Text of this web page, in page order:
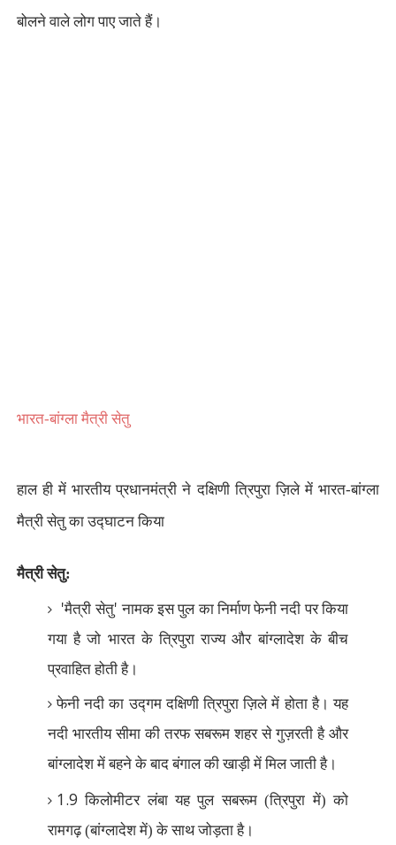
बोलने वाले लोग पाए जाते हैं।
भारत-बांग्ला मैत्री सेतु
हाल ही में भारतीय प्रधानमंत्री ने दक्षिणी त्रिपुरा ज़िले में भारत-बांग्ला
मैत्री सेतु का उद्घाटन किया
मैत्री सेतु:
'मैत्री सेतु'नामक इस पुल का निर्माण फेनी नदी पर किया
गया है जो भारत के त्रिपुरा राज्य और बांग्लादेश के बीच
प्रवाहित होती है।
फेनी नदी का उद्गम दक्षिणी त्रिपुरा ज़िले में होता है। यह
नदी भारतीय सीमा की तरफ सबरूम शहर से गुज़रती है और
बांग्लादेश में बहने के बाद बंगाल की खाड़ी में मिल जाती है।
1.9 किलोमीटर लंबा यह पुल सबरूम (त्रिपुरा में) को
रामगढ़ (बांग्लादेश में) के साथ जोड़ता है।